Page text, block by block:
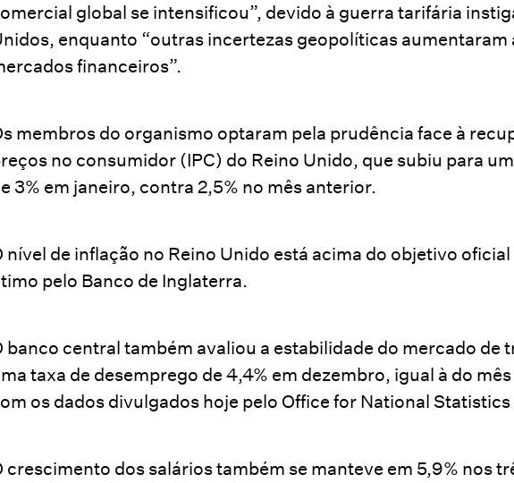
global se intensificou”, devido à guerra tarifária
enquanto “outras incertezas geopolíticas aumentaram
financeiros”.
membros do organismo optaram pela prudência face à
no consumidor (IPC) do Reino Unido, que subiu para
3% em janeiro, contra 2,5% no mês anterior.
nível de inflação no Reino Unido está acima do objetivo
pelo Banco de Inglaterra.
banco central também avaliou a estabilidade do mercado de
taxa de desemprego de 4,4% em dezembro, igual à do
os dados divulgados hoje pelo Office for National
crescimento dos salários também se manteve em 5,9% nos